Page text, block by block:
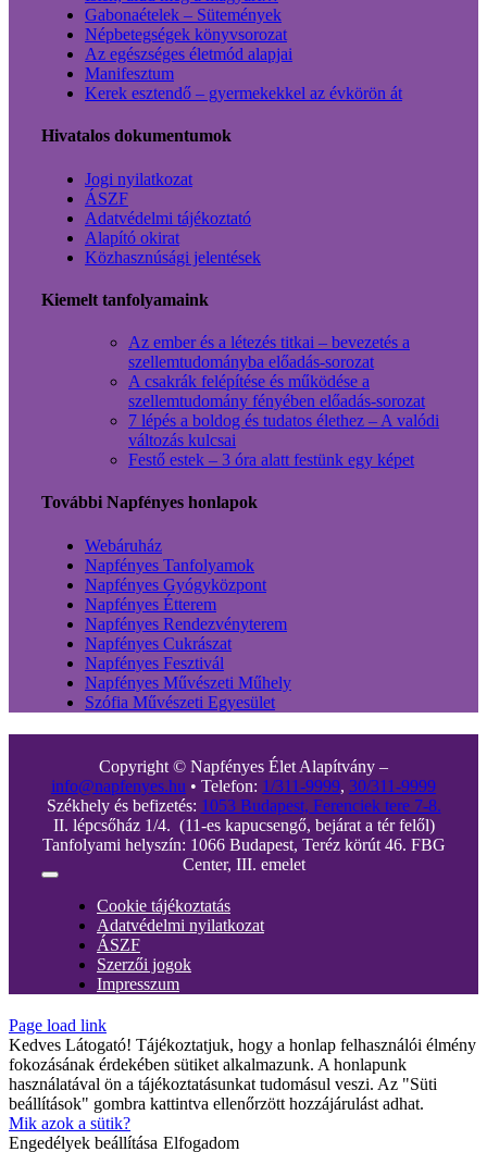
Gabonaételek – Sütemények
Népbetegségek könyvsorozat
Az egészséges életmód alapjai
Manifesztum
Kerek esztendő – gyermekekkel az évkörön át
Hivatalos dokumentumok
Jogi nyilatkozat
ÁSZF
Adatvédelmi tájékoztató
Alapító okirat
Közhasznúsági jelentések
Kiemelt tanfolyamaink
Az ember és a létezés titkai – bevezetés a
szellemtudományba előadás-sorozat
A csakrák felépítése és működése a
szellemtudomány fényében előadás-sorozat
7 lépés a boldog és tudatos élethez – A valódi
változás kulcsai
Festő estek – 3 óra alatt festünk egy képet
További Napfényes honlapok
Webáruház
Napfényes Tanfolyamok
Napfényes Gyógyközpont
Napfényes Étterem
Napfényes Rendezvényterem
Napfényes Cukrászat
Napfényes Fesztivál
Napfényes Művészeti Műhely
Szófia Művészeti Egyesület
Copyright © Napfényes Élet Alapítvány –
info@napfenyes.hu • Telefon: 1/311-9999, 30/311-9999
Székhely és befizetés: 1053 Budapest, Ferenciek tere 7-8.
II. lépcsőház 1/4. (11-es kapucsengő, bejárat a tér felől)
Tanfolyami helyszín: 1066 Budapest, Teréz körút 46. FBG
Center, III. emelet
Toggle
NavigationCookie tájékoztatás
Adatvédelmi nyilatkozat
ÁSZF
Szerzői jogok
Impresszum
Page load link
Kedves Látogató! Tájékoztatjuk, hogy a honlap felhasználói élmény
fokozásának érdekében sütiket alkalmazunk. A honlapunk
használatával ön a tájékoztatásunkat tudomásul veszi. Az "Süti
beállítások" gombra kattintva ellenőrzött hozzájárulást adhat.
Mik azok a sütik?
Engedélyek beállítása Elfogadom